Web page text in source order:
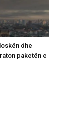
dhe
paketën e